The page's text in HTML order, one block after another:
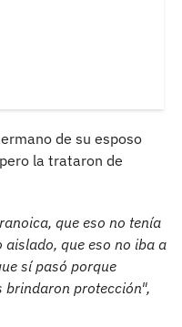
de su esposo
la trataron de
que eso no tenía
aislado, que eso no iba a
sí pasó porque
brindaron protección",